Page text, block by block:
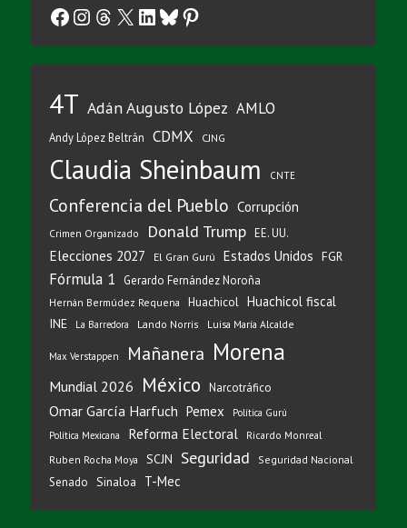
Facebook
Instagram
Threads
X LinkedIn
Bluesky
Pinterest
4T Adán Augusto López AMLO
Andy López Beltrán CDMX CJNG
Claudia Sheinbaum CNTE
Conferencia del Pueblo Corrupción
Crimen Organizado Donald Trump EE. UU.
Elecciones 2027 El Gran Gurú Estados Unidos FGR
Fórmula 1 Gerardo Fernández Noroña
Hernán Bermúdez Requena Huachicol Huachicol fiscal
INE La Barredora Lando Norris Luisa María Alcalde
Max Verstappen Mañanera Morena
Mundial 2026 México Narcotráfico
Omar García Harfuch Pemex
Política Gurú
Política Mexicana
Reforma Electoral
Ricardo Monreal
Ruben Rocha Moya
SCJN Seguridad Seguridad Nacional
Senado Sinaloa T-Mec